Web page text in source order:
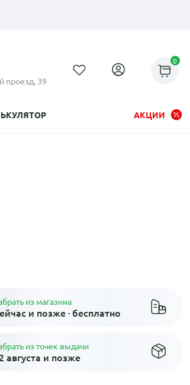
проезд, 39
0
АКЦИИ
из магазина
и позже · бесплатно
из точек выдачи
августа и позже